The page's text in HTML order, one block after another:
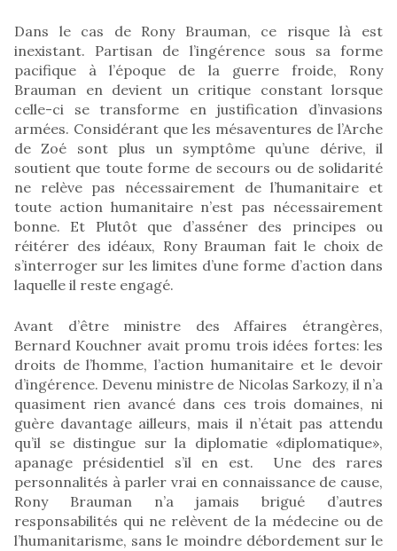
Dans le cas de Rony Brauman, ce risque là est
inexistant. Partisan de l’ingérence sous sa forme
pacifique à l’époque de la guerre froide, Rony
Brauman en devient un critique constant lorsque
celle-ci se transforme en justification d’invasions
armées. Considérant que les mésaventures de l’Arche
de Zoé sont plus un symptôme qu’une dérive, il
soutient que toute forme de secours ou de solidarité
ne relève pas nécessairement de l’humanitaire et
toute action humanitaire n’est pas nécessairement
bonne. Et Plutôt que d’asséner des principes ou
réitérer des idéaux, Rony Brauman fait le choix de
s’interroger sur les limites d’une forme d’action dans
laquelle il reste engagé.
Avant d’être ministre des Affaires étrangères,
Bernard Kouchner avait promu trois idées fortes: les
droits de l’homme, l’action humanitaire et le devoir
d’ingérence. Devenu ministre de Nicolas Sarkozy, il n’a
quasiment rien avancé dans ces trois domaines, ni
guère davantage ailleurs, mais il n’était pas attendu
qu’il se distingue sur la diplomatie «diplomatique»,
apanage présidentiel s’il en est. Une des rares
personnalités à parler vrai en connaissance de cause,
Rony Brauman n’a jamais brigué d’autres
responsabilités qui ne relèvent de la médecine ou de
l’humanitarisme, sans le moindre débordement sur le